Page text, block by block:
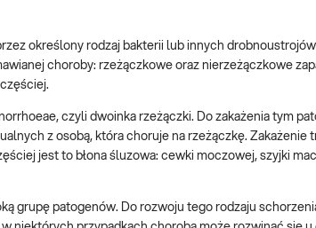
określony rodzaj bakterii lub innych drobnoustrojów
choroby: rzeżączkowe oraz nierzeżączkowe
czyli dwoinka rzeżączki. Do zakażenia tym
z osobą, która choruje na rzeżączkę. Zakażenie
jest to błona śluzowa: cewki moczowej, szyjki
grupę patogenów. Do rozwoju tego rodzaju